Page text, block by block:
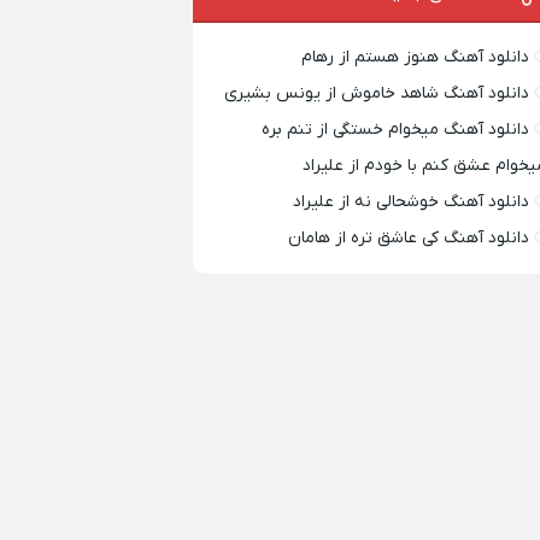
دانلود آهنگ هنوز هستم از رهام
دانلود آهنگ شاهد خاموش از یونس بشیری
دانلود آهنگ میخوام خستگی از تنم بره
عشق کنم با خودم از علیراد
دانلود آهنگ خوشحالی نه از علیراد
دانلود آهنگ کی عاشق تره از هامان